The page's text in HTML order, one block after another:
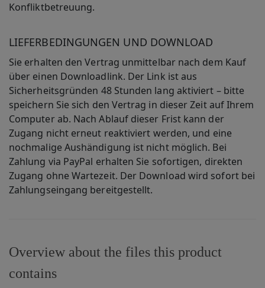
Konfliktbetreuung.
LIEFERBEDINGUNGEN UND DOWNLOAD
Sie erhalten den Vertrag unmittelbar nach dem Kauf
über einen Downloadlink. Der Link ist aus
Sicherheitsgründen 48 Stunden lang aktiviert – bitte
speichern Sie sich den Vertrag in dieser Zeit auf Ihrem
Computer ab. Nach Ablauf dieser Frist kann der
Zugang nicht erneut reaktiviert werden, und eine
nochmalige Aushändigung ist nicht möglich. Bei
Zahlung via PayPal erhalten Sie sofortigen, direkten
Zugang ohne Wartezeit. Der Download wird sofort bei
Zahlungseingang bereitgestellt.
Overview about the files this product
contains